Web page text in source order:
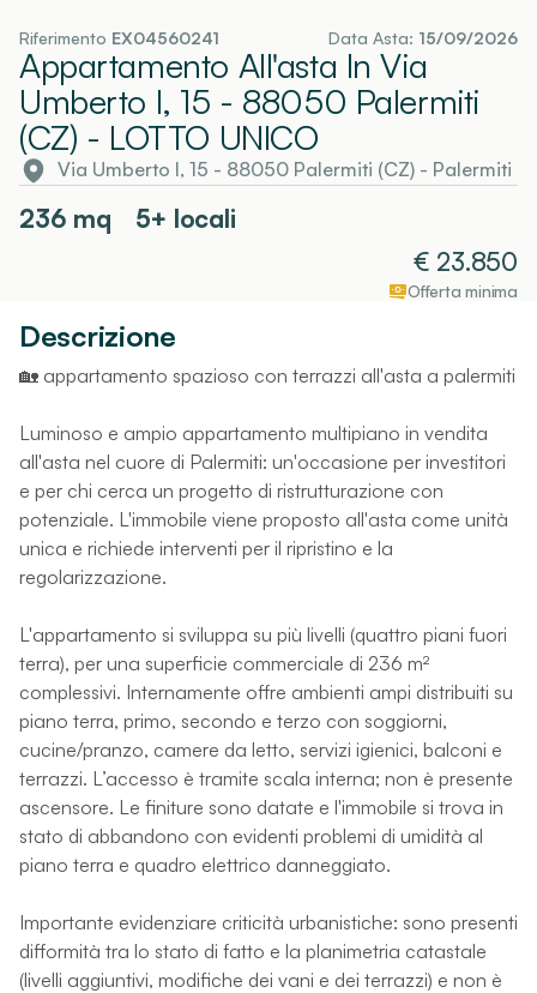
Riferimento EX04560241 Data Asta: 15/09/2026
Appartamento All'asta In Via
Umberto I, 15 - 88050 Palermiti
(CZ) - LOTTO UNICO
Via Umberto I, 15 - 88050 Palermiti (CZ) - Palermiti
236 mq
5+ locali
€ 23.850
Offerta minima
Descrizione
🏡 appartamento spazioso con terrazzi all'asta a palermiti
Luminoso e ampio appartamento multipiano in vendita
all'asta nel cuore di Palermiti: un'occasione per investitori
e per chi cerca un progetto di ristrutturazione con
potenziale. L'immobile viene proposto all'asta come unità
unica e richiede interventi per il ripristino e la
regolarizzazione.
L'appartamento si sviluppa su più livelli (quattro piani fuori
terra), per una superficie commerciale di 236 m²
complessivi. Internamente offre ambienti ampi distribuiti su
piano terra, primo, secondo e terzo con soggiorni,
cucine/pranzo, camere da letto, servizi igienici, balconi e
terrazzi. L’accesso è tramite scala interna; non è presente
ascensore. Le finiture sono datate e l'immobile si trova in
stato di abbandono con evidenti problemi di umidità al
piano terra e quadro elettrico danneggiato.
Importante evidenziare criticità urbanistiche: sono presenti
difformità tra lo stato di fatto e la planimetria catastale
(livelli aggiuntivi, modifiche dei vani e dei terrazzi) e non è